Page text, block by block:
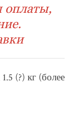
оплаты,
(?) кг (более